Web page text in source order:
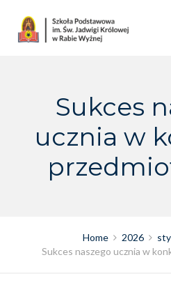
content
Sukces
ucznia w
Home 2026
Sukces naszego ucznia w